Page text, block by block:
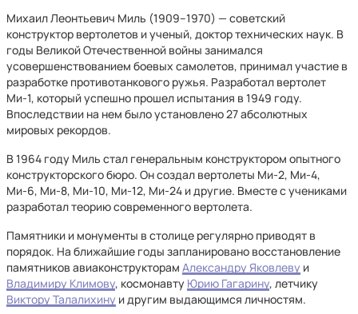
Михаил Леонтьевич Миль (1909–1970) — советский
конструктор вертолетов и ученый, доктор технических наук. В
годы Великой Отечественной войны занимался
усовершенствованием боевых самолетов, принимал участие в
разработке противотанкового ружья. Разработал вертолет
Ми-1, который успешно прошел испытания в 1949 году.
Впоследствии на нем было установлено 27 абсолютных
мировых рекордов.
В 1964 году Миль стал генеральным конструктором опытного
конструкторского бюро. Он создал вертолеты Ми-2, Ми-4,
Ми-6, Ми-8, Ми-10, Ми-12, Ми-24 и другие. Вместе с учениками
разработал теорию современного вертолета.
Памятники и монументы в столице регулярно приводят в
порядок. На ближайшие годы запланировано восстановление
памятников авиаконструкторам Александру Яковлеву и
Владимиру Климову, космонавту Юрию Гагарину, летчику
Виктору Талалихину и другим выдающимся личностям.